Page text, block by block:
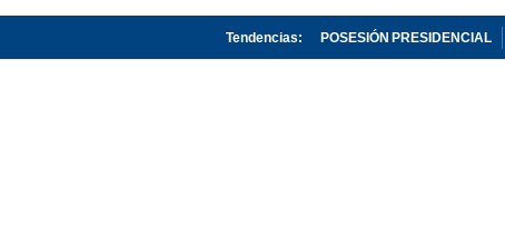
Tendencias: POSESIÓN PRESIDENCIAL